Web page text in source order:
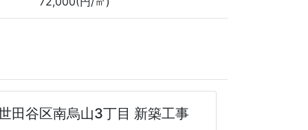
田谷区南烏山3丁目 新築工事